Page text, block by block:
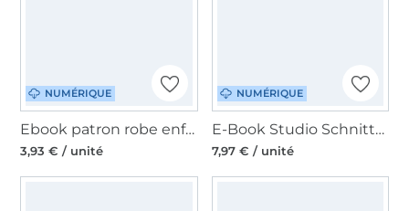
NUMÉRIQUE
Ebook patron robe enfant Basic Schneiderline, en allemand
3,93 € / unité
NUMÉRIQUE
E-Book Studio Schnittreif Mme Konni, en français
7,97 € / unité